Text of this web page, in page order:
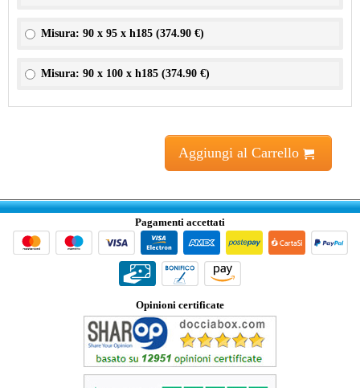
Misura: 90 x 95 x h185 (374.90 €)
Misura: 90 x 100 x h185 (374.90 €)
Aggiungi al Carrello
Pagamenti accettati
Opinioni certificate